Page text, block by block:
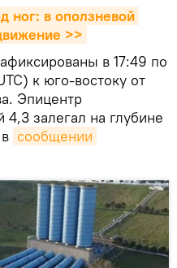
ног: в оползневой
>>
в 17:49 по
к юго-востоку от
Эпицентр
4,3 залегал на глубине
сообщении